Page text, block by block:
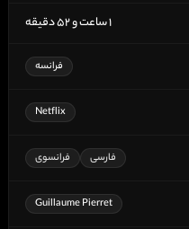
۱ ساعت و ۵۲ دقیقه
فرانسه
Netflix
فارسی فرانسوی
Guillaume Pierret